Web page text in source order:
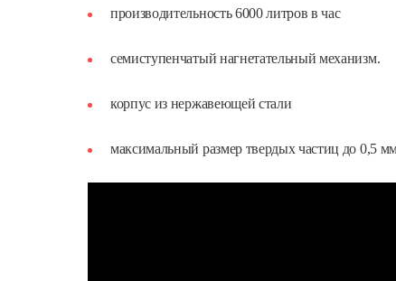
производительность 6000 литров в час
семиступенчатый нагнетательный механизм.
корпус из нержавеющей стали
максимальный размер твердых частиц до 0,5